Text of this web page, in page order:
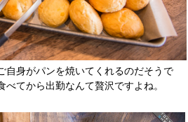
自身がパンを焼いてくれるのだそうで
べてから出勤なんて贅沢ですよね。